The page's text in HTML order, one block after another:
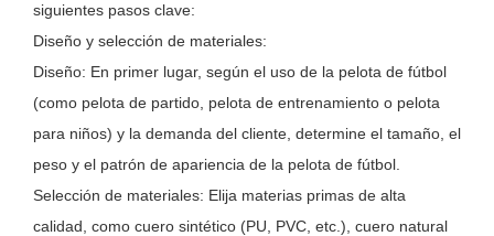
siguientes pasos clave:
Diseño y selección de materiales:
Diseño: En primer lugar, según el uso de la pelota de fútbol
(como pelota de partido, pelota de entrenamiento o pelota
para niños) y la demanda del cliente, determine el tamaño, el
peso y el patrón de apariencia de la pelota de fútbol.
Selección de materiales: Elija materias primas de alta
calidad, como cuero sintético (PU, PVC, etc.), cuero natural